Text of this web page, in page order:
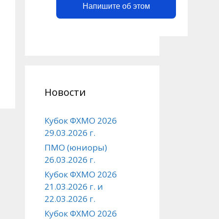
Напишите об этом
Новости
Кубок ФХМО 2026
29.03.2026 г.
ПМО (юниоры)
26.03.2026 г.
Кубок ФХМО 2026
21.03.2026 г. и
22.03.2026 г.
Кубок ФХМО 2026